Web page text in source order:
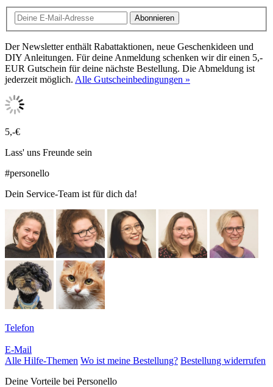
Abonnieren
Der Newsletter enthält Rabattaktionen, neue Geschenkideen und
DIY Anleitungen. Für deine Anmeldung schenken wir dir einen 5,-
EUR Gutschein für deine nächste Bestellung. Die Abmeldung ist
jederzeit möglich. Alle Gutscheinbedingungen »
5,-€
Lass' uns Freunde sein
#personello
Dein Service-Team ist für dich da!
Telefon
E-Mail
Alle Hilfe-Themen Wo ist meine Bestellung? Bestellung widerrufen
Deine Vorteile bei Personello